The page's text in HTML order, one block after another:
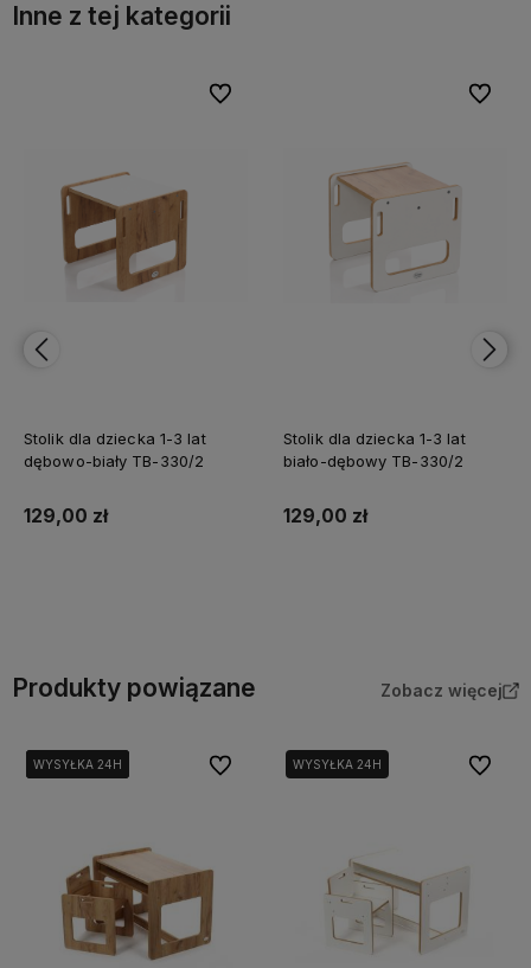
Inne z tej kategorii
Stolik dla dziecka 1-3 lat
dębowo-biały TB-330/2
129,00 zł
Do ulubionych
Do ulubionych
Stolik dla dziecka 1-3 lat
biało-dębowy TB-330/2
129,00 zł
Do
Do
Produkty powiązane Zobacz więcej
WYSYŁKA 24H
WYSYŁKA 24H
WYSYŁKA 24H
WYSYŁKA 24H Do ulubionychWYSYŁKA 24H Do